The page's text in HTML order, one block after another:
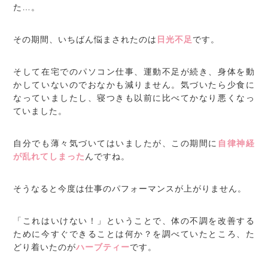
た…。
その期間、いちばん悩まされたのは 日光不足です。
そして在宅でのパソコン仕事、運動不足が続き、身体を動
かしていないのでおなかも減りません。気づいたら少食に
なっていましたし、寝つきも以前に比べてかなり悪くなっ
ていました。
自分でも薄々気づいてはいましたが、この期間に 自律神経
が乱れてしまったんですね。
そうなると今度は仕事のパフォーマンスが上がりません。
「これはいけない！」ということで、体の不調を改善する
ために今すぐできることは何か？を調べていたところ、た
どり着いたのがハーブティーです。